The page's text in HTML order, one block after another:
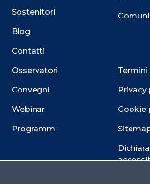
Sostenitori
Blog
Contatti
Osservatori
Convegni
Webinar
Programmi
Termini
Privacy
Cookie